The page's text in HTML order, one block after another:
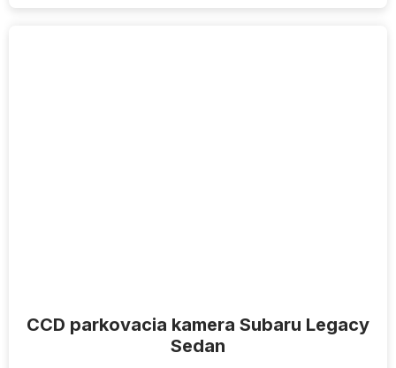
CCD parkovacia kamera Subaru Legacy
Sedan